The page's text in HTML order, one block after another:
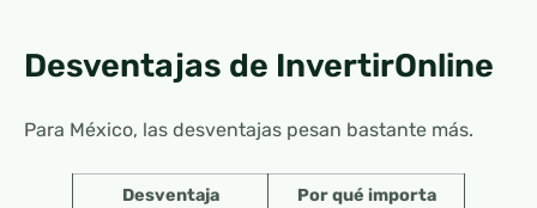
Desventajas de InvertirOnline
Para México, las desventajas pesan bastante más.
Desventaja
Por qué importa